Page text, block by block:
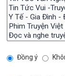
Đồng ý